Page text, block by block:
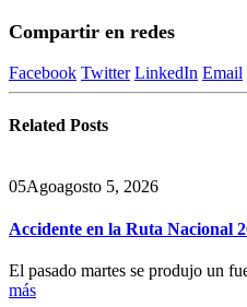
Compartir en redes
Facebook Twitter LinkedIn Email
Related Posts
05Agoagosto 5, 2026
Accidente en la Ruta Nacional
El pasado martes se produjo un
más